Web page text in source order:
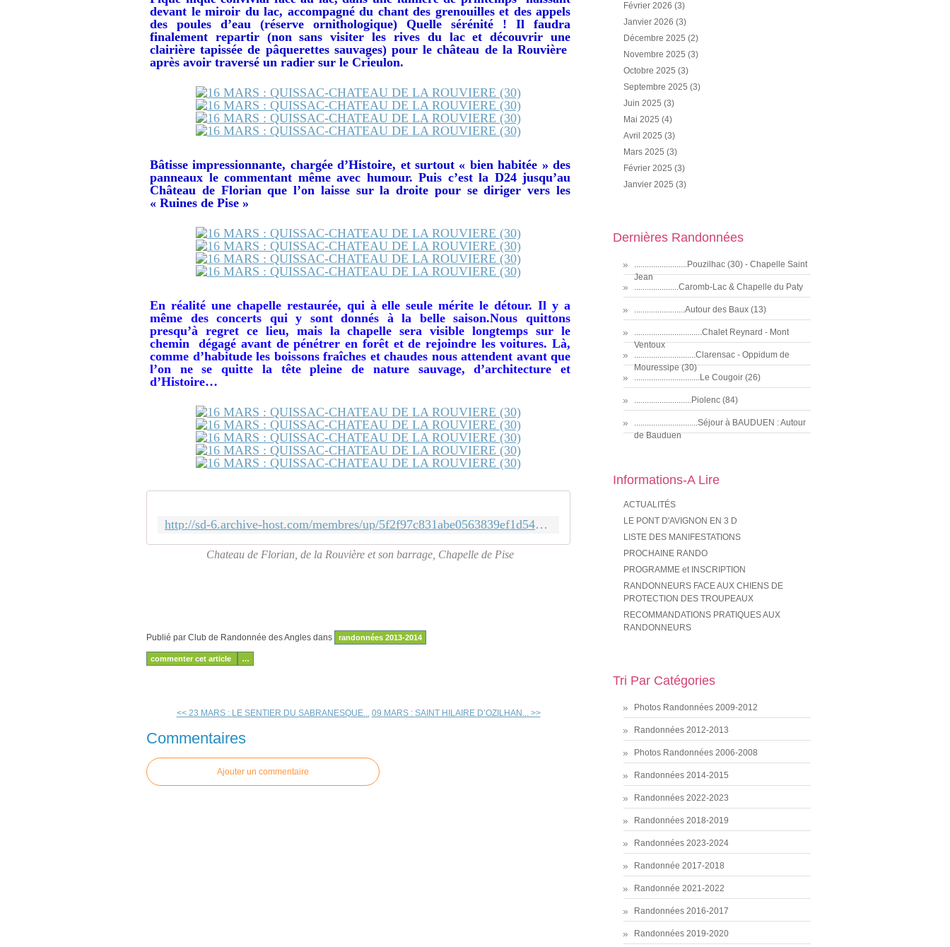
devant le miroir du lac, accompagné du chant des grenouilles et des appels
des poules d’eau (réserve ornithologique) Quelle sérénité ! Il faudra
finalement repartir (non sans visiter les rives du lac et découvrir une
clairière tapissée de pâquerettes sauvages) pour le château de la Rouvière
après avoir traversé un radier sur le Crieulon.
Bâtisse impressionnante, chargée d’Histoire, et surtout « bien habitée » des
panneaux le commentant même avec humour. Puis c’est la D24 jusqu’au
Château de Florian que l’on laisse sur la droite pour se diriger vers les
« Ruines de Pise »
En réalité une chapelle restaurée, qui à elle seule mérite le détour. Il y a
même des concerts qui y sont donnés à la belle saison.Nous quittons
presqu’à regret ce lieu, mais la chapelle sera visible longtemps sur le
chemin dégagé avant de pénétrer en forêt et de rejoindre les voitures. Là,
comme d’habitude les boissons fraîches et chaudes nous attendent avant que
l’on ne se quitte la tête pleine de nature sauvage, d’architecture et
d’Histoire…
http://sd-6.archive-host.com/membres/up/5f2f97c831abe0563839ef1d54a4b5f80da80d03/Texte/Quissac-La_Rouviere-Commentaires.pdf
Chateau de Florian, de la Rouvière et son barrage, Chapelle de Pise
Publié par Club de Randonnée des Angles dans randonnées 2013-2014
commenter cet article …
<< 23 MARS : LE SENTIER DU SABRANESQUE... 09 MARS : SAINT HILAIRE D’OZILHAN... >>
Commentaires
Ajouter un commentaire
Février 2026 (3)
Janvier 2026 (3)
Décembre 2025 (2)
Novembre 2025 (3)
Octobre 2025 (3)
Septembre 2025 (3)
Juin 2025 (3)
Mai 2025 (4)
Avril 2025 (3)
Mars 2025 (3)
Février 2025 (3)
Janvier 2025 (3)
Dernières Randonnées
.........................Pouzilhac (30) - Chapelle Saint
Jean
.....................Caromb-Lac & Chapelle du Paty
........................Autour des Baux (13)
................................Chalet Reynard - Mont
Ventoux
.............................Clarensac - Oppidum de
Mouressipe (30)
...............................Le Cougoir (26)
...........................Piolenc (84)
..............................Séjour à BAUDUEN : Autour
de Bauduen
Informations-A Lire
ACTUALITÉS
LE PONT D'AVIGNON EN 3 D
LISTE DES MANIFESTATIONS
PROCHAINE RANDO
PROGRAMME et INSCRIPTION
RANDONNEURS FACE AUX CHIENS DE
PROTECTION DES TROUPEAUX
RECOMMANDATIONS PRATIQUES AUX
RANDONNEURS
Tri Par Catégories
Photos Randonnées 2009-2012
Randonnées 2012-2013
Photos Randonnées 2006-2008
Randonnées 2014-2015
Randonnées 2022-2023
Randonnées 2018-2019
Randonnées 2023-2024
Randonnée 2017-2018
Randonnée 2021-2022
Randonnées 2016-2017
Randonnées 2019-2020